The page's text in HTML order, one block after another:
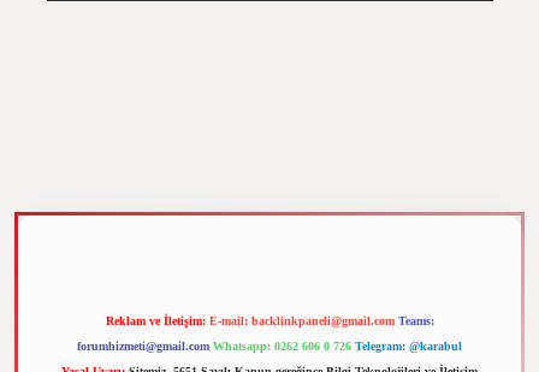
Reklam ve İletişim: E-mail: backlinkpaneli@gmail.com Teams:
forumhizmeti@gmail.com Whatsapp: 0262 606 0 726 Telegram: @karabul